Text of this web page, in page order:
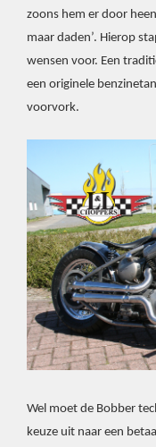
zoons hem er door
maar daden’. Hierop
wensen voor. Een
een originele
voorvork.
Wel moet de Bobber
keuze uit naar een